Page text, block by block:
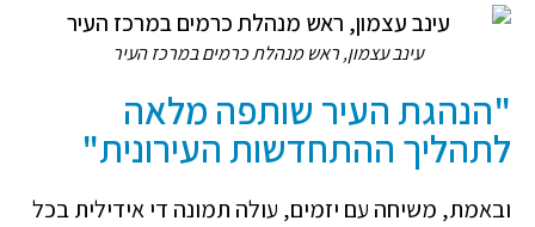
עינב עצמון, ראש מנהלת כרמים במרכז העיר
"הנהגת העיר שותפה מלאה
לתהליך ההתחדשות העירונית"
ובאמת, משיחה עם יזמים, עולה תמונה די אידילית בכל